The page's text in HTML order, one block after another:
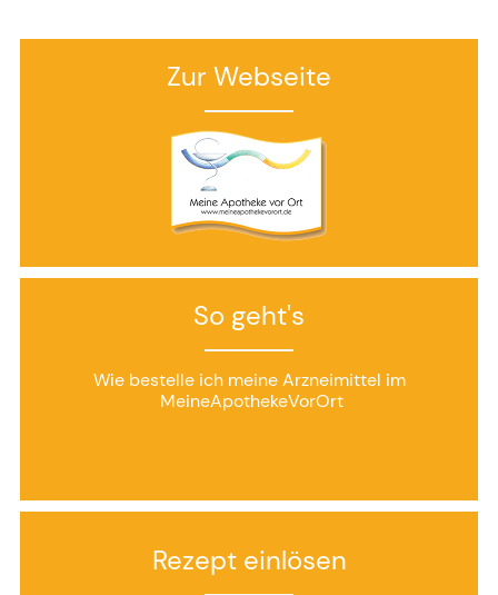
Zur Webseite
So geht's
Wie bestelle ich meine Arzneimittel im
MeineApothekeVorOrt
Rezept einlösen